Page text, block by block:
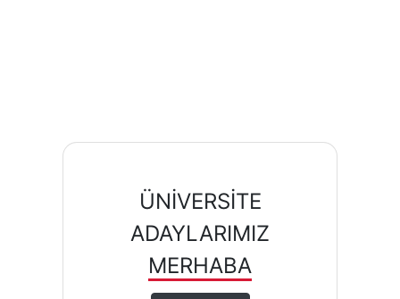
ÜNİVERSİTE
ADAYLARIMIZ
MERHABA